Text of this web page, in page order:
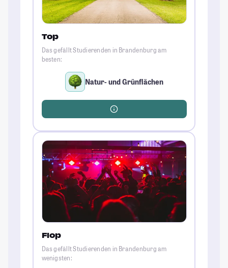
Top
Das gefällt Studierenden in Brandenburg am
besten:
Natur- und Grünflächen
Flop
Das gefällt Studierenden in Brandenburg am
wenigsten: